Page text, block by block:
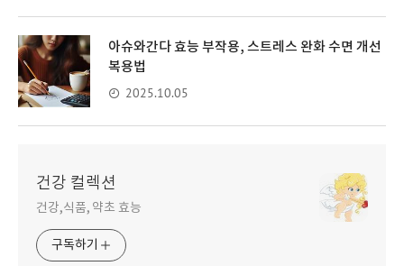
아슈와간다 효능 부작용, 스트레스 완화 수면 개선
복용법
2025.10.05
건강 컬렉션
건강,식품, 약초 효능
구독하기